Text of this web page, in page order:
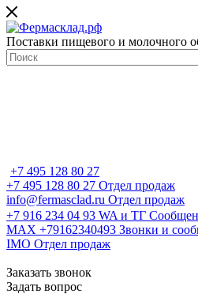
Поставки пищевого и молочного
+7 495 128 80 27
+7 495 128 80 27 Отдел продаж
info@fermasclad.ru Отдел продаж
+7 916 234 04 93 WA и ТГ
MAX +79162340493 Звонки и
IMO Отдел продаж
Заказать звонок
Задать вопрос